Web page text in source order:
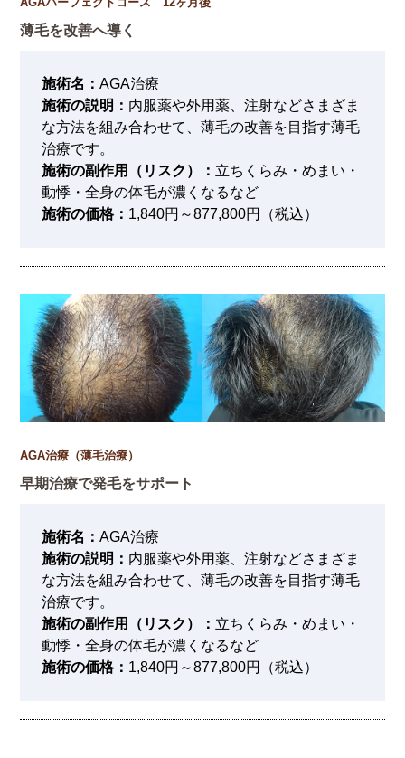
薄毛を改善へ導く
施術名：AGA治療
施術の説明： 内服薬や外用薬、注射などさまざま
な方法を組み合わせて、薄毛の改善を目指す薄毛
治療です。
施術の副作用（リスク）： 立ちくらみ・めまい・
動悸・全身の体毛が濃くなるなど
施術の価格： 1,840円～877,800円（税込）
AGA治療（薄毛治療）
早期治療で発毛をサポート
施術名：AGA治療
施術の説明： 内服薬や外用薬、注射などさまざま
な方法を組み合わせて、薄毛の改善を目指す薄毛
治療です。
施術の副作用（リスク）： 立ちくらみ・めまい・
動悸・全身の体毛が濃くなるなど
施術の価格： 1,840円～877,800円（税込）